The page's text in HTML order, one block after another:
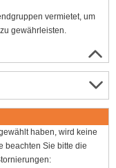
vermietet, um
gewährleisten.
haben, wird keine
beachten Sie bitte die